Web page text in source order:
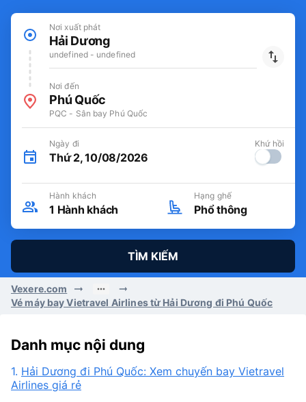
Nơi xuất phát
Hải Dương
undefined - undefined
Nơi đến
Phú Quốc
PQC - Sân bay Phú Quốc
Ngày đi
Thứ 2, 10/08/2026
Khứ hồi
Hành khách
1 Hành khách
Hạng ghế
Phổ thông
TÌM KIẾM
Vexere.com
Vé máy bay Vietravel Airlines từ Hải Dương đi Phú Quốc
Danh mục nội dung
1. Hải Dương đi Phú Quốc: Xem chuyến bay Vietravel
Airlines giá rẻ